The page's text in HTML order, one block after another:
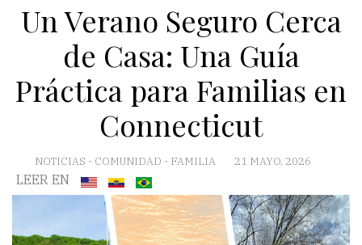
Un Verano Seguro Cerca
de Casa: Una Guía
Práctica para Familias en
Connecticut
NOTICIAS - COMUNIDAD - FAMILIA 21 MAYO, 2026
LEER EN